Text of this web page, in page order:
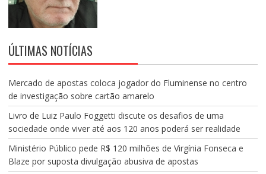
ÚLTIMAS NOTÍCIAS
Mercado de apostas coloca jogador do Fluminense no centro
de investigação sobre cartão amarelo
Livro de Luiz Paulo Foggetti discute os desafios de uma
sociedade onde viver até aos 120 anos poderá ser realidade
Ministério Público pede R$ 120 milhões de Virgínia Fonseca e
Blaze por suposta divulgação abusiva de apostas